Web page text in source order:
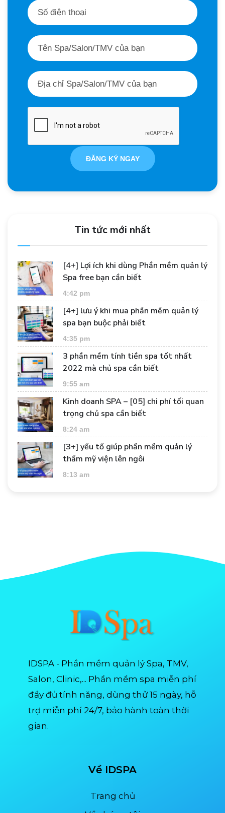
ĐĂNG KÝ NGAY
Tin tức mới nhất
[4+] Lợi ích khi dùng Phần mềm quản lý
Spa free bạn cần biết
4:42 pm
[4+] lưu ý khi mua phần mềm quản lý
spa bạn buộc phải biết
4:35 pm
3 phần mềm tính tiền spa tốt nhất
2022 mà chủ spa cần biết
9:55 am
Kinh doanh SPA – [05] chi phí tối quan
trọng chủ spa cần biết
8:24 am
[3+] yếu tố giúp phần mềm quản lý
thẩm mỹ viện lên ngôi
8:13 am
IDSPA - Phần mềm quản lý Spa, TMV,
Salon, Clinic,... Phần mềm spa miễn phí
đầy đủ tính năng, dùng thử 15 ngày, hỗ
trợ miễn phí 24/7, bảo hành toàn thời
gian.
Về IDSPA
Trang chủ